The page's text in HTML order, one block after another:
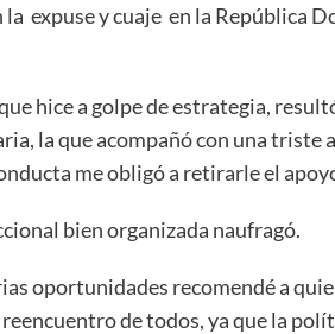
expuse y cuaje en la República
hice a golpe de estrategia,
la que acompañó con una triste
me obligó a retirarle el
bien organizada naufragó.
oportunidades recomendé a
de todos, ya que la